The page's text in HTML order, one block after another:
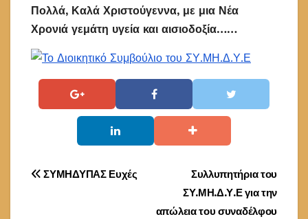
Πολλά, Καλά Χριστούγεννα, με μια Νέα
Χρονιά γεμάτη υγεία και αισιοδοξία……
Πλοήγηση
Συλλυπητήρια του
ΣΥ.ΜΗ.Δ.Υ.Ε για την
απώλεια του συναδέλφου
ΣΥΜΗΔΥΠΑΣ Ευχές